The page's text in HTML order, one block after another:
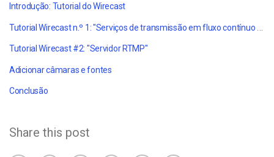
Introdução: Tutorial do Wirecast
Tutorial Wirecast #2: "Servidor RTMP"
Adicionar câmaras e fontes
Conclusão
Share this post